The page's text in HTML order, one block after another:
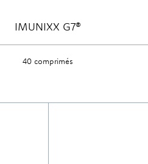
IMUNIXX G7®
40 comprimés